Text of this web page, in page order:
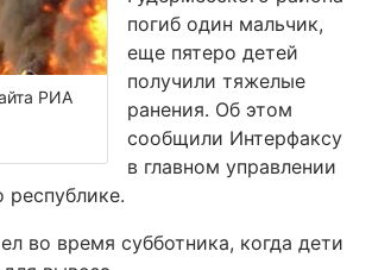
РИА
погиб один мальчик,
еще пятеро детей
получили тяжелые
ранения. Об этом
сообщили Интерфаксу
в главном управлении
во время субботника, когда дети